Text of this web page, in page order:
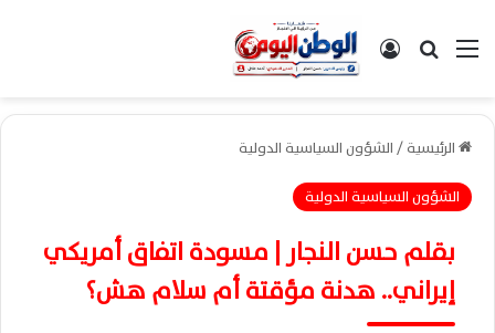
القائمةبحث عن تسجيل الدخول
الرئيسية/الشؤون السياسية الدولية
الشؤون السياسية الدولية
بقلم حسن النجار | مسودة اتفاق أمريكي
إيراني.. هدنة مؤقتة أم سلام هش؟